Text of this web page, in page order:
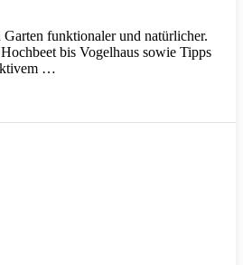
funktionaler und natürlicher.
bis Vogelhaus sowie Tipps
…